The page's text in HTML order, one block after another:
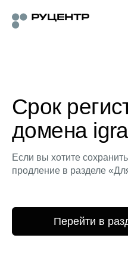
Срок
домена
Если вы хотите
продление в разделе
Перейти в